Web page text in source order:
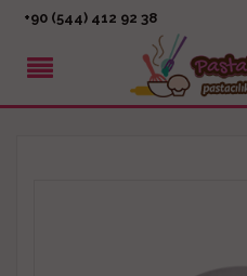
+90 (544) 412 92 38